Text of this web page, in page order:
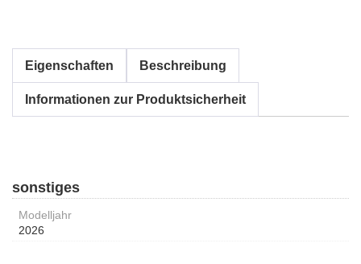
Eigenschaften Beschreibung
Informationen zur Produktsicherheit
sonstiges
Modelljahr
2026